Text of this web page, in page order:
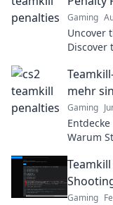
Gaming
Uncover
Discover
mehr
Gaming
Warum
Gaming